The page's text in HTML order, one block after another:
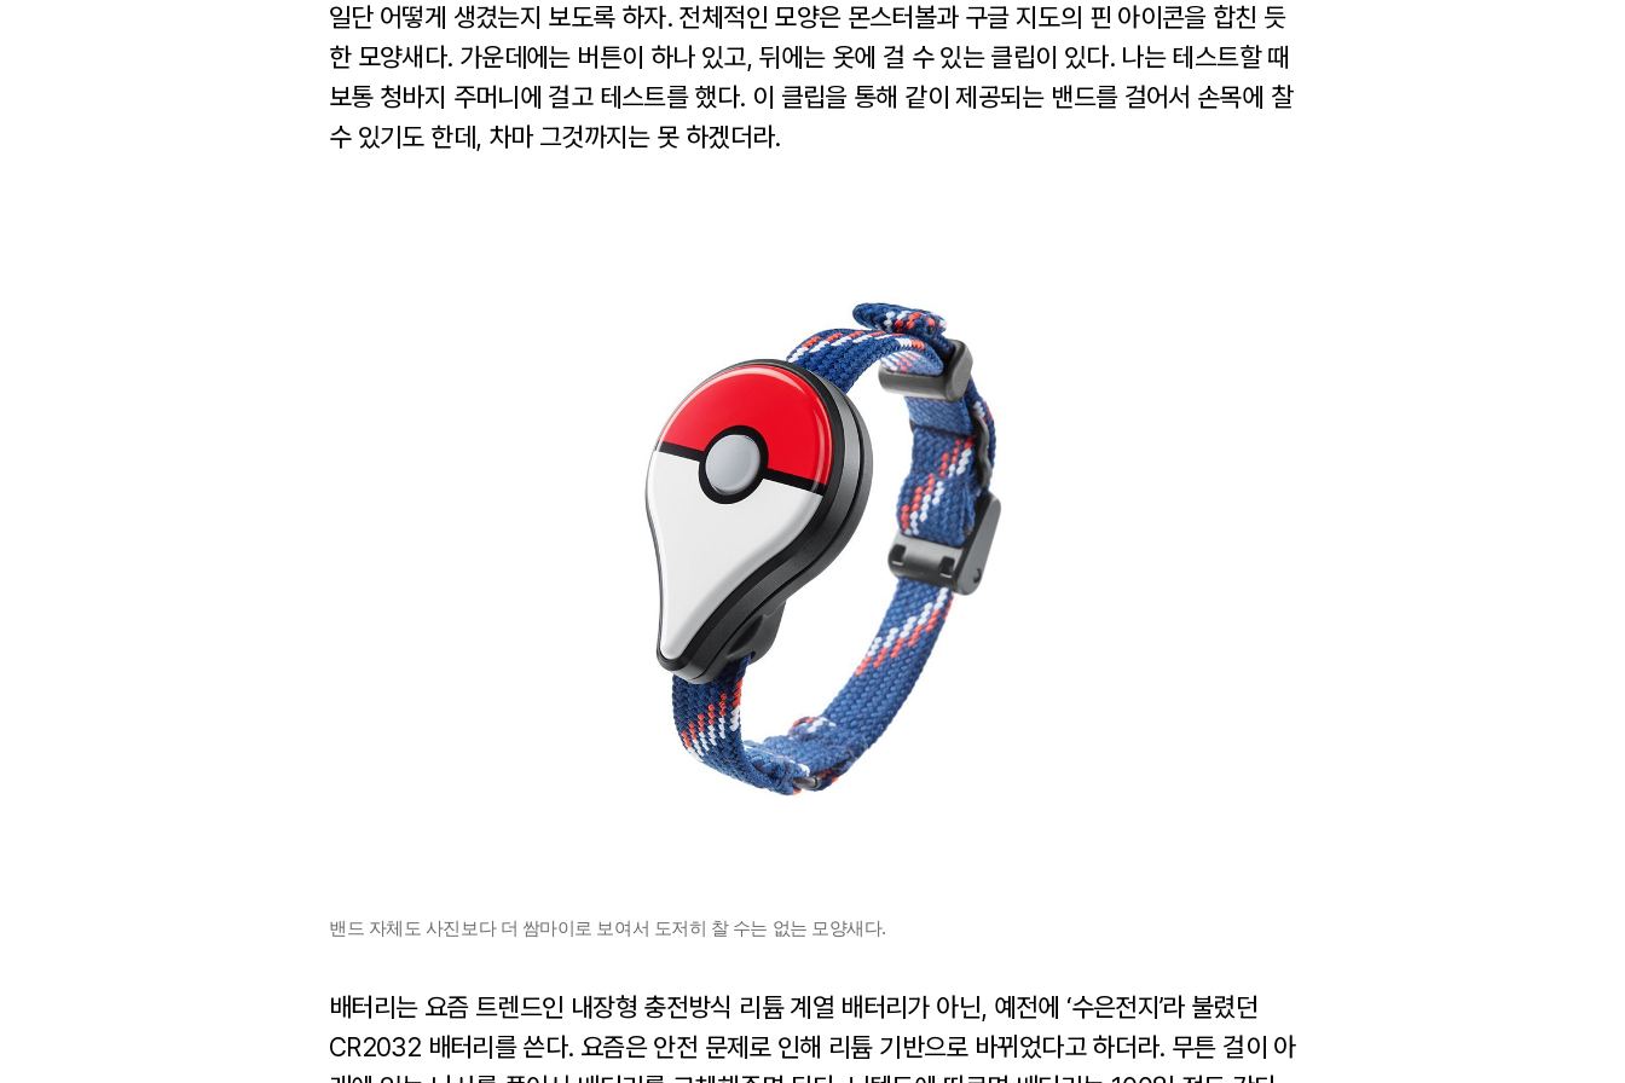
일단 어떻게 생겼는지 보도록 하자. 전체적인 모양은 몬스터볼과 구글 지도의 핀 아이콘을 합친 듯
한 모양새다. 가운데에는 버튼이 하나 있고, 뒤에는 옷에 걸 수 있는 클립이 있다. 나는 테스트할 때
보통 청바지 주머니에 걸고 테스트를 했다. 이 클립을 통해 같이 제공되는 밴드를 걸어서 손목에 찰
수 있기도 한데, 차마 그것까지는 못 하겠더라.
밴드 자체도 사진보다 더 쌈마이로 보여서 도저히 찰 수는 없는 모양새다.
배터리는 요즘 트렌드인 내장형 충전방식 리튬 계열 배터리가 아닌, 예전에 ‘수은전지’라 불렸던
CR2032 배터리를 쓴다. 요즘은 안전 문제로 인해 리튬 기반으로 바뀌었다고 하더라. 무튼 걸이 아